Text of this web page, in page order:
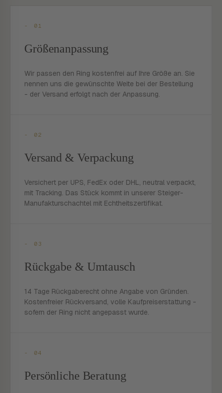
- 01
Größenanpassung
Wir passen den Ring kostenfrei auf Ihre Größe an. Sie
nennen uns die gewünschte Weite bei der Bestellung
- der Versand erfolgt nach der Anpassung.
- 02
Versand & Verpackung
Versichert per UPS, FedEx oder DHL, neutral verpackt,
mit Tracking. Das Stück kommt in unserer Steiger-
Manufakturschachtel mit Echtheitszertifikat.
- 03
Rückgabe & Umtausch
14 Tage Rückgaberecht ohne Angabe von Gründen.
Kostenfreier Rückversand, volle Kaufpreiserstattung -
sofern der Ring nicht angepasst wurde.
- 04
Persönliche Beratung